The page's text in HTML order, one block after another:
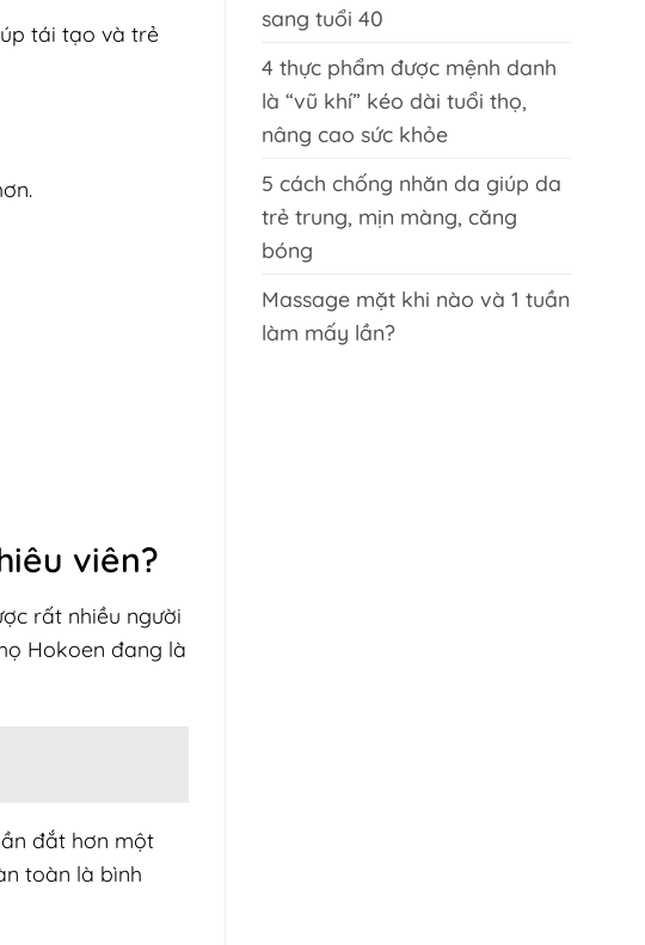
tái tạo và trẻ
viên?
rất nhiều người
Hokoen đang là
đắt hơn một
toàn là bình
sang tuổi 40
4 thực phẩm được mệnh danh
là “vũ khí” kéo dài tuổi thọ,
nâng cao sức khỏe
5 cách chống nhăn da giúp da
trẻ trung, mịn màng, căng
bóng
Massage mặt khi nào và 1 tuần
làm mấy lần?